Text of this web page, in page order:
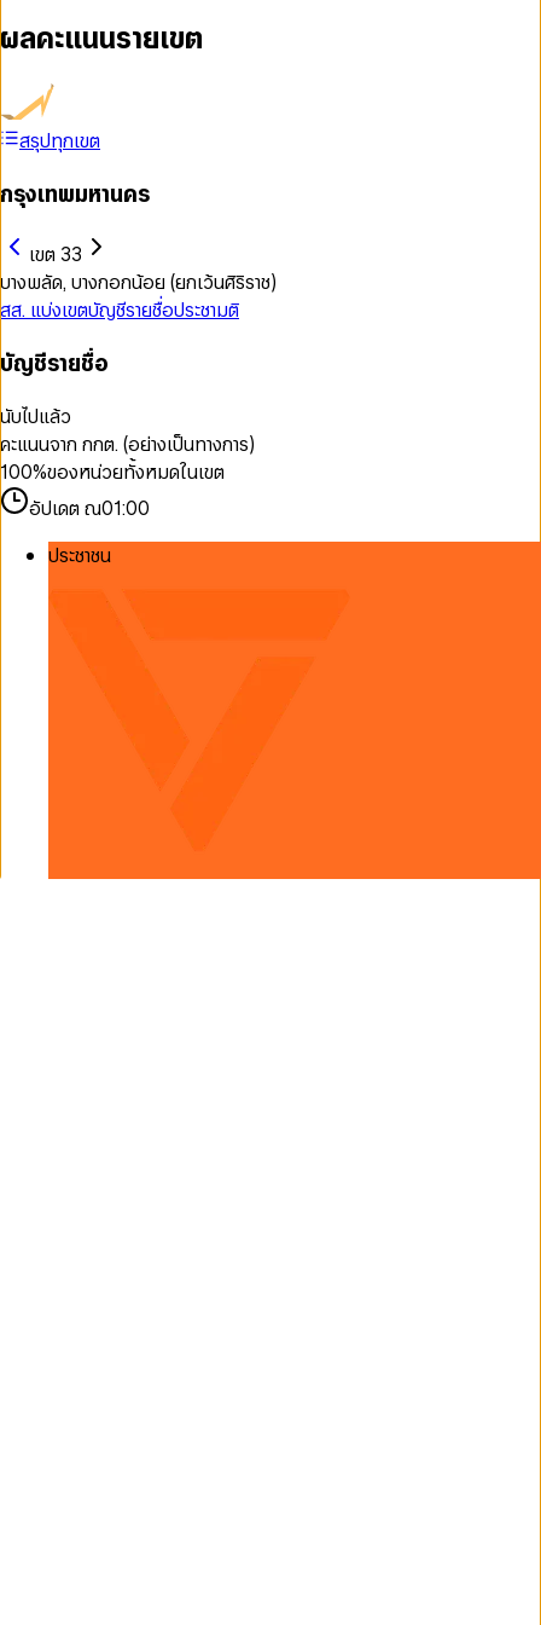
ผลคะแนนรายเขต
สรุปทุกเขต
กรุงเทพมหานคร
เขต 33
บางพลัด, บางกอกน้อย (ยกเว้นศิริราช)
สส. แบ่งเขตบัญชีรายชื่อประชามติ
บัญชีรายชื่อ
นับไปแล้ว
คะแนนจาก กกต. (อย่างเป็นทางการ)
100%ของหน่วยทั้งหมดในเขต
อัปเดต ณ01:00
ประชาชน